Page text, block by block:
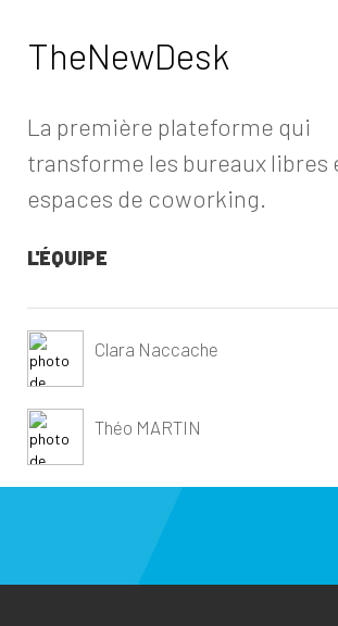
TheNewDesk
La première plateforme qui
transforme les bureaux libres
espaces de coworking.
L'ÉQUIPE
Clara Naccache
Théo MARTIN